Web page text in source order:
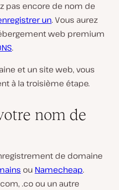
pas encore de nom de
un. Vous aurez
web premium
.
et un site web, vous
à la troisième étape.
nom de
de domaine
ou Namecheap.
.co ou un autre